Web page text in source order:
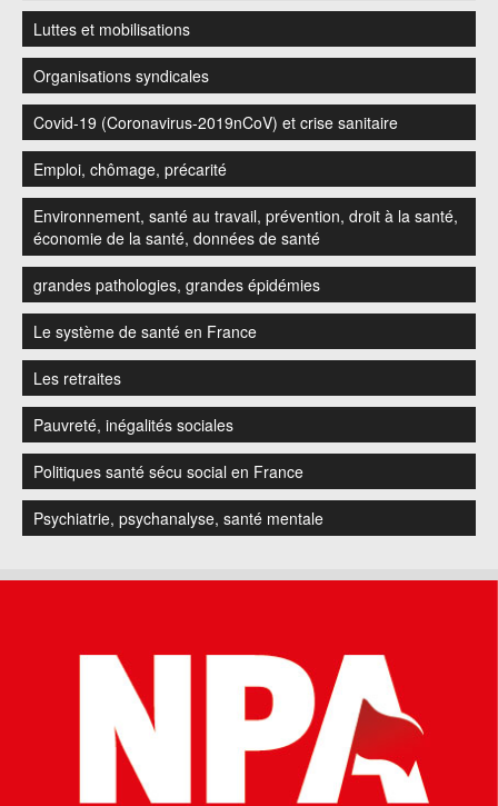
Luttes et mobilisations
Organisations syndicales
Covid-19 (Coronavirus-2019nCoV) et crise sanitaire
Emploi, chômage, précarité
Environnement, santé au travail, prévention, droit à la santé,
économie de la santé, données de santé
grandes pathologies, grandes épidémies
Le système de santé en France
Les retraites
Pauvreté, inégalités sociales
Politiques santé sécu social en France
Psychiatrie, psychanalyse, santé mentale